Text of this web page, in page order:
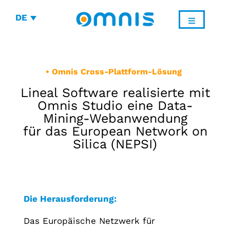
DE
• Omnis Cross-Plattform-Lösung
Lineal Software realisierte mit
Omnis Studio eine Data-
Mining-Webanwendung
für das European Network on
Silica (NEPSI)
Die Herausforderung:
Das Europäische Netzwerk für